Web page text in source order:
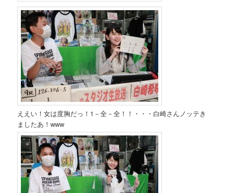
ええい！女は度胸だっ！1－全－全！！・・・白崎さんノッテき
ましたあ！www